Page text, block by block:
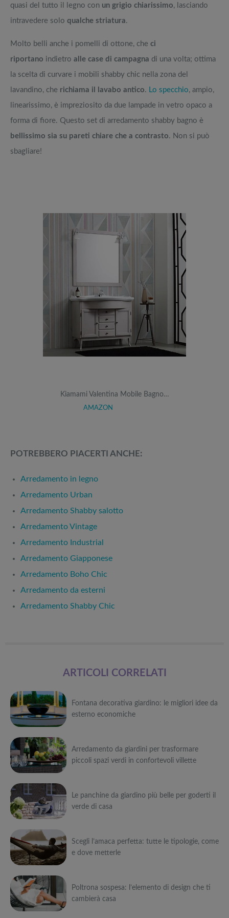
quasi del tutto il legno con un grigio chiarissimo, lasciando
intravedere solo qualche striatura.
Molto belli anche i pomelli di ottone, che ci
riportano indietro alle case di campagna di una volta; ottima
la scelta di curvare i mobili shabby chic nella zona del
lavandino, che richiama il lavabo antico. Lo specchio, ampio,
linearissimo, è impreziosito da due lampade in vetro opaco a
forma di fiore. Questo set di arredamento shabby bagno è
bellissimo sia su pareti chiare che a contrasto. Non si può
sbagliare!
Kiamami Valentina Mobile Bagno…
AMAZON
POTREBBERO PIACERTI ANCHE:
Arredamento in legno
Arredamento Urban
Arredamento Shabby salotto
Arredamento Vintage
Arredamento Industrial
Arredamento Giapponese
Arredamento Boho Chic
Arredamento da esterni
Arredamento Shabby Chic
ARTICOLI CORRELATI
interessarti anche
Attrezzi
metà prezzo
Black Friday:
Tapis roulant,
cyclette,
vibranti
Migliori smart
TV in offerta
Black Friday:
PERDERE
Offerte robot
aspirapolvere
da non
perdere nella
Black Friday
Week
Tavola SUP
prezzo: i
migliori Stand
Up Paddle
gonfiabili
dell’anno
Fontana decorativa giardino: le migliori idee da
esterno economiche
interessarti anche
Attrezzi
metà prezzo
Black Friday:
Tapis roulant,
cyclette,
vibranti
Migliori smart
TV in offerta
Black Friday:
PERDERE
Offerte robot
aspirapolvere
da non
perdere nella
Black Friday
Week
Tavola SUP
prezzo: i
migliori Stand
Arredamento da giardini per trasformare
piccoli spazi verdi in confortevoli villette
interessarti anche
Attrezzi
metà prezzo
Black Friday:
Tapis roulant,
cyclette,
Migliori smart
TV in offerta
Black Friday:
Offerte robot
Le panchine da giardino più belle per goderti il
verde di casa
interessarti anche
Attrezzi
Scegli l’amaca perfetta: tutte le tipologie, come
e dove metterle
Poltrona sospesa: l’elemento di design che ti
cambierà casa